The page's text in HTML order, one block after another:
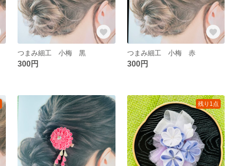
つまみ細工 小梅 黒
300円
つまみ細工 小梅 赤
300円
残り1点